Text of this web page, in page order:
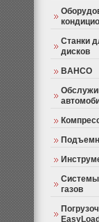
Станки
дисков
BAHCO
газов
EasyLoad